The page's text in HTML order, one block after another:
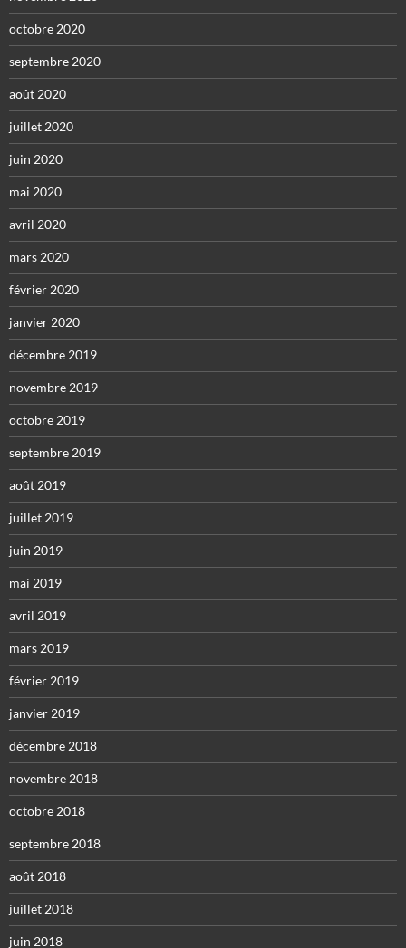
octobre 2020
septembre 2020
août 2020
juillet 2020
juin 2020
mai 2020
avril 2020
mars 2020
février 2020
janvier 2020
décembre 2019
novembre 2019
octobre 2019
septembre 2019
août 2019
juillet 2019
juin 2019
mai 2019
avril 2019
mars 2019
février 2019
janvier 2019
décembre 2018
novembre 2018
octobre 2018
septembre 2018
août 2018
juillet 2018
juin 2018